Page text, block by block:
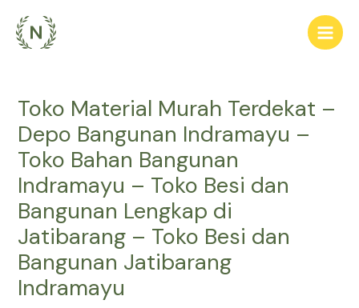
konten
Main
Toko Material Murah Terdekat –
Depo Bangunan Indramayu –
Toko Bahan Bangunan
Indramayu – Toko Besi dan
Bangunan Lengkap di
Jatibarang – Toko Besi dan
Bangunan Jatibarang
Indramayu